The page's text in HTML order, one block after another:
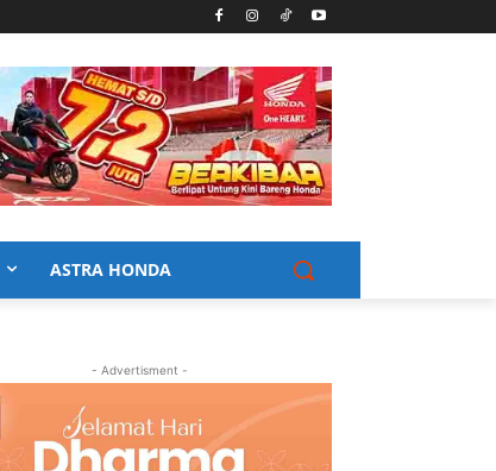
ASTRA HONDA
- Advertisment -